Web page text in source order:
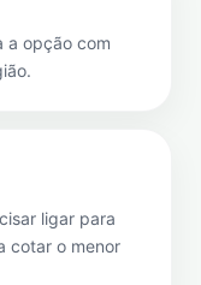
a opção com
ligar para
cotar o menor